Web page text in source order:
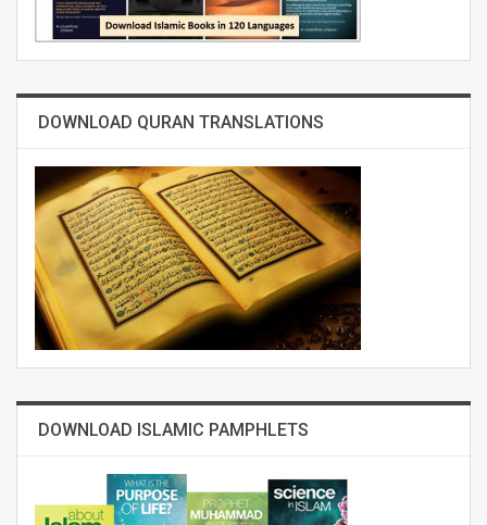
DOWNLOAD QURAN TRANSLATIONS
DOWNLOAD ISLAMIC PAMPHLETS